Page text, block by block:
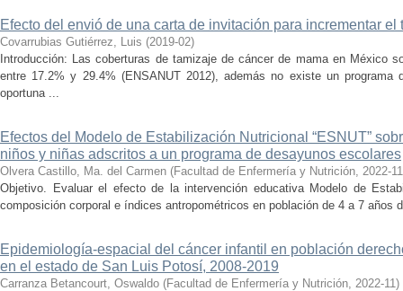
Efecto del envió de una carta de invitación para incrementar
Covarrubias Gutiérrez, Luis (2019-02)
Introducción: Las coberturas de tamizaje de cáncer de mama en México
entre 17.2% y 29.4% (ENSANUT 2012), además no existe un programa
oportuna ...
Efectos del Modelo de Estabilización Nutricional “ESNUT”
niños y niñas adscritos a un programa de desayunos escolares
Olvera Castillo, Ma. del Carmen (Facultad de Enfermería y Nutrición, 2022-11
Objetivo. Evaluar el efecto de la intervención educativa Modelo de
composición corporal e índices antropométricos en población de 4 a 7 años
Epidemiología-espacial del cáncer infantil en población
en el estado de San Luis Potosí, 2008-2019
Carranza Betancourt, Oswaldo (Facultad de Enfermería y Nutrición, 2022-11)